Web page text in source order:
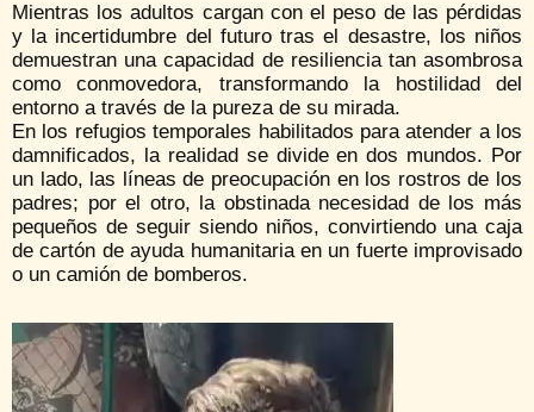
Mientras los adultos cargan con el peso de las pérdidas
y la incertidumbre del futuro tras el desastre, los niños
demuestran una capacidad de resiliencia tan asombrosa
como conmovedora, transformando la hostilidad del
entorno a través de la pureza de su mirada.
En los refugios temporales habilitados para atender a los
damnificados, la realidad se divide en dos mundos. Por
un lado, las líneas de preocupación en los rostros de los
padres; por el otro, la obstinada necesidad de los más
pequeños de seguir siendo niños, convirtiendo una caja
de cartón de ayuda humanitaria en un fuerte improvisado
o un camión de bomberos.
Reproductor
de
vídeo